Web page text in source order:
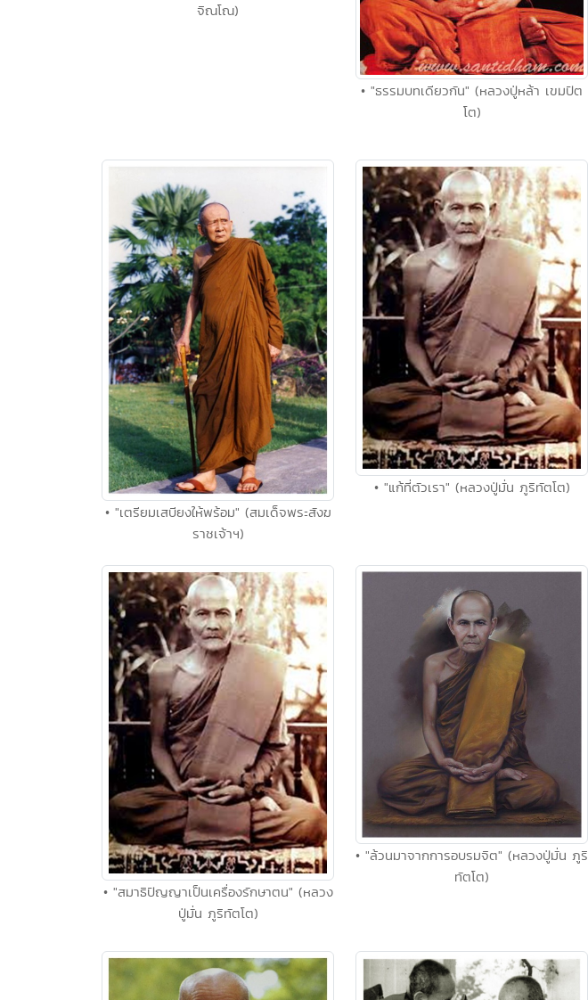
จิณโณ)
• "ธรรมบทเดียวกัน" (หลวงปู่หล้า เขมปัต
โต)
• "เตรียมเสบียงให้พร้อม" (สมเด็จพระสังฆ
ราชเจ้าฯ)
• "แก้ที่ตัวเรา" (หลวงปู่มั่น ภูริทัตโต)
• "สมาธิปัญญาเป็นเครื่องรักษาตน" (หลวง
ปู่มั่น ภูริทัตโต)
• "ล้วนมาจากการอบรมจิต" (หลวงปู่มั่น ภูริ
ทัตโต)